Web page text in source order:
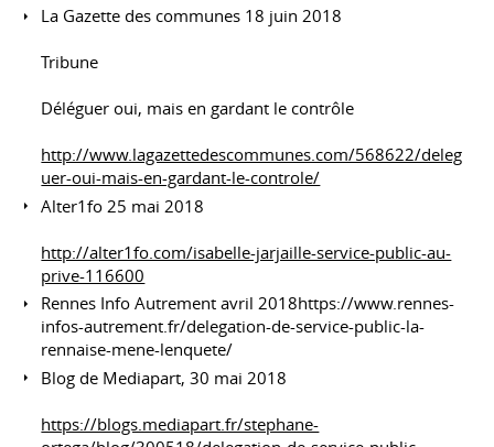
La Gazette des communes 18 juin 2018
Tribune
Déléguer oui, mais en gardant le contrôle
http://www.lagazettedescommunes.com/568622/deleg
uer-oui-mais-en-gardant-le-controle/
Alter1fo 25 mai 2018
http://alter1fo.com/isabelle-jarjaille-service-public-au-
prive-116600
Rennes Info Autrement avril 2018https://www.rennes-
infos-autrement.fr/delegation-de-service-public-la-
rennaise-mene-lenquete/
Blog de Mediapart, 30 mai 2018
https://blogs.mediapart.fr/stephane-